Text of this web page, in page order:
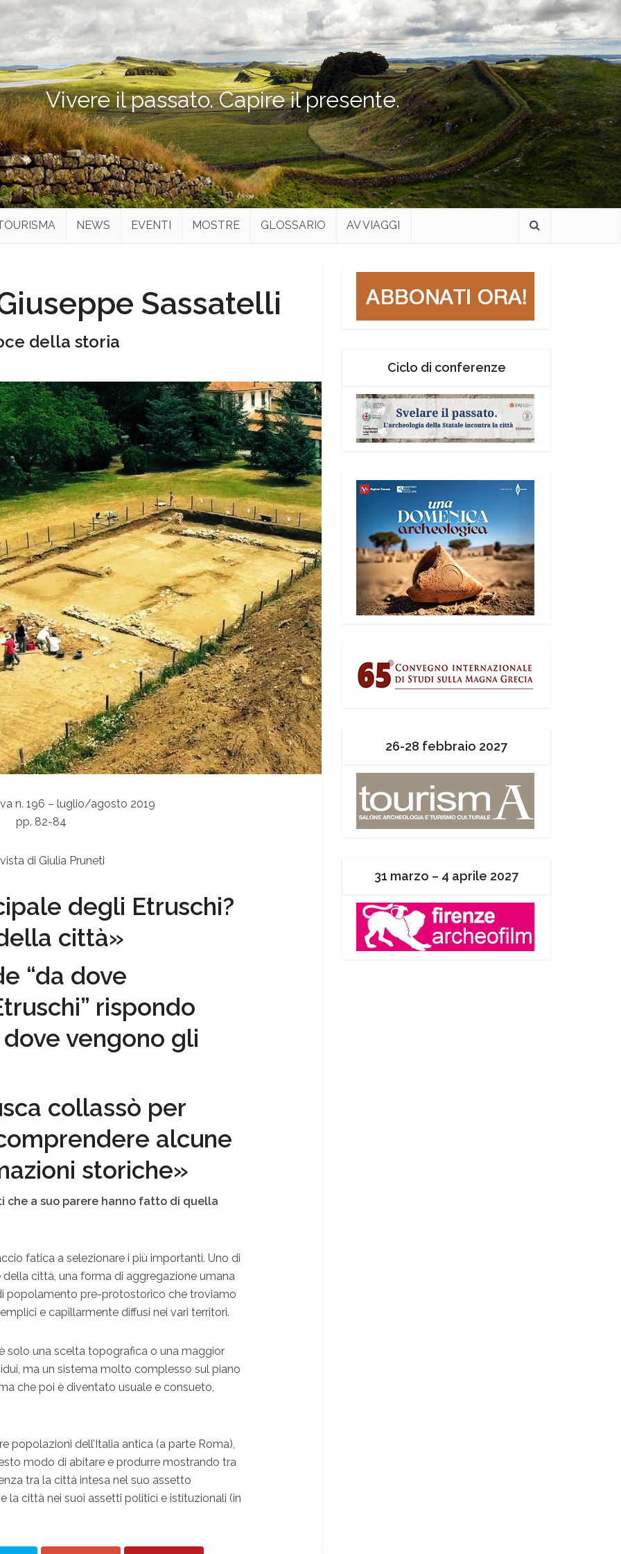
Vivere il passato. Capire il presente.
NEWS EVENTI MOSTRE GLOSSARIO AV VIAGGI
Sassatelli
della storia
n. 196 – luglio/agosto 2019
pp. 82-84
di Giulia Pruneti
degli Etruschi?
della città»
“da dove
rispondo
vengono gli
collassò per
alcune
storiche»
che a suo parere hanno fatto di quella
fatica a selezionare i più importanti. Uno di
della città, una forma di aggregazione umana
popolamento pre-protostorico che troviamo
e capillarmente diffusi nei vari territori.
solo una scelta topografica o una maggior
ma un sistema molto complesso sul piano
che poi è diventato usuale e consueto,
popolazioni dell’Italia antica (a parte Roma),
modo di abitare e produrre mostrando tra
tra la città intesa nel suo assetto
la città nei suoi assetti politici e istituzionali (in
Ciclo di conferenze
26-28 febbraio 2027
31 marzo – 4 aprile 2027